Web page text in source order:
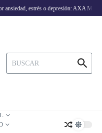
estrés o depresión: AXA Mind
Buscar: